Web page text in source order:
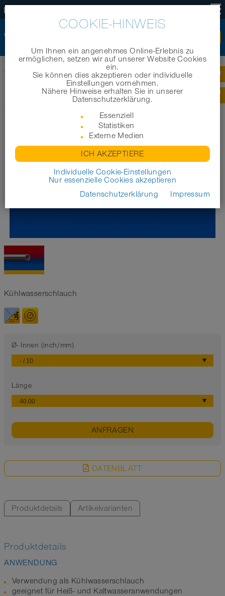
Industrieschläuche/ Technische Schläuche
3100 RADIACORD®
3100 RADIACORD®
Kühlwasserschlauch
Ø- Innen (inch/mm)
Länge
ANFRAGEN
DATENBLATT
Produktdetails Artikelvarianten
Produktdetails
ANWENDUNG
Verwendung als Kühlwasserschlauch
geeignet für Heiß- und Kaltwasseranwendungen
COOKIE-HINWEIS
Um Ihnen ein angenehmes Online-Erlebnis zu
ermöglichen, setzen wir auf unserer Website Cookies
ein.
Sie können dies akzeptieren oder individuelle
Einstellungen vornehmen.
Nähere Hinweise erhalten Sie in unserer
Datenschutzerklärung.
Essenziell
Statistiken
Externe Medien
ICH AKZEPTIERE
Individuelle Cookie-Einstellungen
Nur essenzielle Cookies akzeptieren
Datenschutzerklärung
Impressum